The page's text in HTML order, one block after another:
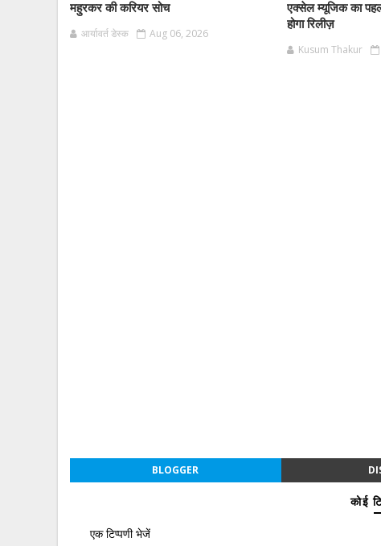
महुरकर की करियर सोच
आर्यावर्त डेस्क Aug 06, 2026
एक्सेल म्यूजिक का
होगा रिलीज़
Kusum Thakur
BLOGGER
कोई
एक टिप्पणी भेजें